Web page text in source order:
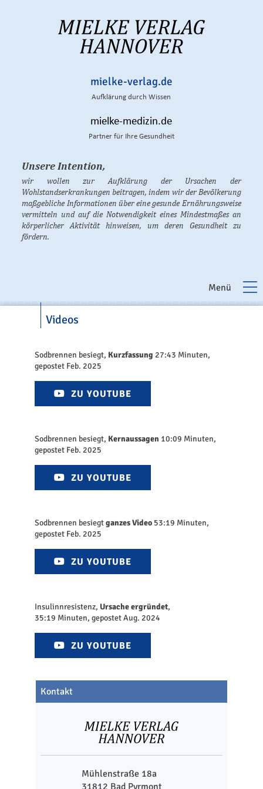
mielke-verlag.de
Aufklärung durch Wissen
mielke-medizin.de
Partner für Ihre Gesundheit
Unsere Intention,
wir wollen zur Aufklärung der Ursachen der
Wohlstandserkrankungen beitragen, indem wir der Bevölkerung
maßgebliche Informationen über eine gesunde Ernährungsweise
vermitteln und auf die Notwendigkeit eines Mindestmaßes an
körperlicher Aktivität hinweisen, um deren Gesundheit zu
fördern.
Menü
Videos
Sodbrennen besiegt, Kurzfassung 27:43 Minuten,
gepostet Feb. 2025
ZU YOUTUBE
Sodbrennen besiegt, Kernaussagen 10:09 Minuten,
gepostet Feb. 2025
ZU YOUTUBE
Sodbrennen besiegtganzes Video 53:19 Minuten,
gepostet Feb. 2025
ZU YOUTUBE
Insulinnresistenz, Ursache ergründet,
35:19 Minuten, gepostet Aug. 2024
ZU YOUTUBE
Kontakt
Mühlenstraße 18a
31812 Bad Pyrmont